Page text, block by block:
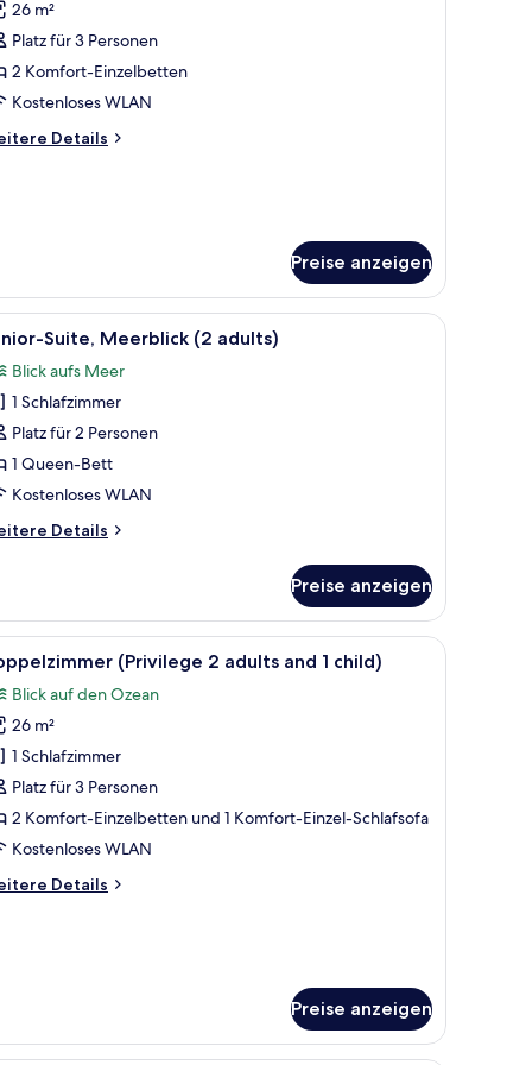
26 m²
Platz für 3 Personen
2 Komfort-Einzelbetten
Kostenloses WLAN
Details
Preise anzeigen
Schreibtisch mit Stuhl, einem kleinen Tisch mit Pflanze, einem
Ein Hotelzimmer mit einem großen Bett,
4 Suite, Meerblick (2 adults)
Blick aufs Meer
1 Schlafzimmer
Platz für 2 Personen
1 Queen-Bett
Kostenloses WLAN
Details
Preise anzeigen
einem Sessel, einem Fernseher und einem Balkon mit Blick.
Ein Hotelzimmer mit zwei Betten, einem
9 (Privilege 2 adults and 1 child)
Blick auf den Ozean
26 m²
1 Schlafzimmer
Platz für 3 Personen
2 Komfort-Einzelbetten und 1 Komfort-Einzel-Schlafsofa
Kostenloses WLAN
Details
Preise anzeigen